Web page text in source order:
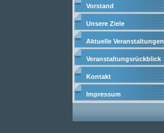
Vorstand
Unsere Ziele
Aktuelle Veranstaltungen
Veranstaltungsrückblick
Kontakt
Impressum